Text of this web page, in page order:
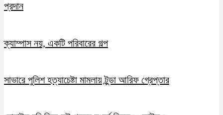
প্রদান
ক্যাম্পাস নয়, একটি পরিবারের গল্প
সাভারে পুলিশ হত্যাচেষ্টা মামলায় টুন্ডা আরিফ গ্রেপ্তার